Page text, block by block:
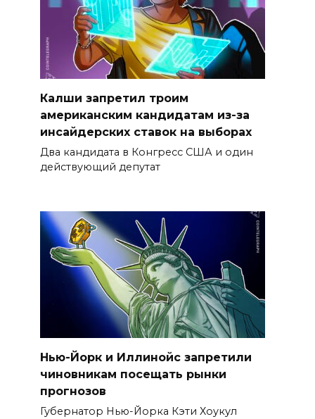
Калши запретил троим
американским кандидатам из-за
инсайдерских ставок на выборах
Два кандидата в Конгресс США и один
действующий депутат
Нью-Йорк и Иллинойс запретили
чиновникам посещать рынки
прогнозов
Губернатор Нью-Йорка Кэти Хоукул